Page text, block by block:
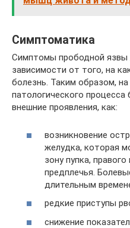
Симптоматика
Симптомы прободной язвы
зависимости от того, на
болезнь. Таким образом,
патологического
внешние проявления, как:
возникновение
желудка, которая
зону пупка,
предплечья.
длительным
редкие приступы
снижение